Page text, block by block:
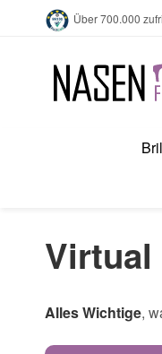
Über 700.000
Virtual
Alles Wichtige,